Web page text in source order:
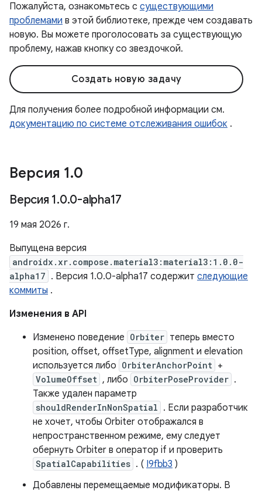
Пожалуйста, ознакомьтесь с существующими
проблемами в этой библиотеке, прежде чем создавать
новую. Вы можете проголосовать за существующую
проблему, нажав кнопку со звездочкой.
Создать новую задачу
Для получения более подробной информации см.
документацию по системе отслеживания ошибок .
Версия 1.0
Версия 1.0.0-alpha17
19 мая 2026 г.
Выпущена версия
androidx.xr.compose.material3:material3:1.0.0-
alpha17 . Версия 1.0.0-alpha17 содержит следующие
коммиты .
Изменения в API
Изменено поведение Orbiter теперь вместо
position, offset, offsetType, alignment и elevation
используется либо OrbiterAnchorPoint +
VolumeOffset , либо OrbiterPoseProvider .
Также удален параметр
shouldRenderInNonSpatial . Если разработчик
не хочет, чтобы Orbiter отображался в
непространственном режиме, ему следует
обернуть Orbiter в оператор if и проверить
SpatialCapabilities . ( I9fbb3 )
Добавлены перемещаемые модификаторы. В